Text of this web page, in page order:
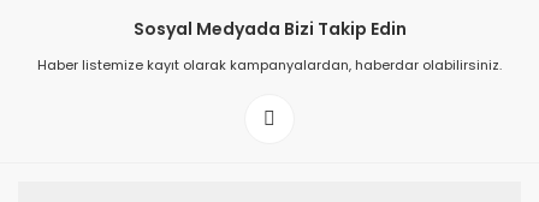
Sosyal Medyada Bizi Takip Edin
Haber listemize kayıt olarak kampanyalardan, haberdar olabilirsiniz.